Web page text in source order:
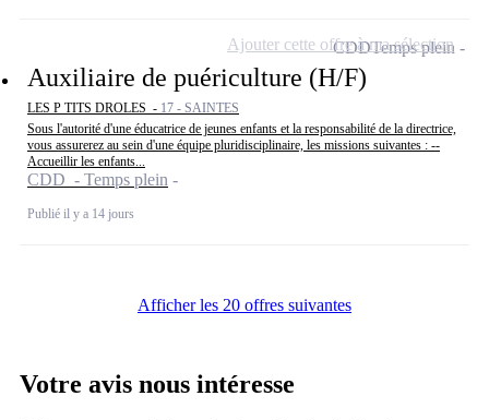
Auxiliaire de puériculture (H/F)
LES P TITS DROLES - 17 - SAINTES
Sous l'autorité d'une éducatrice de jeunes enfants et la responsabilité de la directrice,
vous assurerez au sein d'une équipe pluridisciplinaire, les missions suivantes : --
Accueillir les enfants...
CDD - Temps plein
Publié il y a 14 jours
CDDTemps plein
Ajouter cette offre à ma sélection
Afficher les 20 offres suivantes
Votre avis nous intéresse